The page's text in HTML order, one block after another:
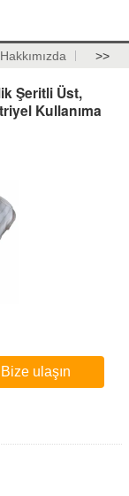
Hakkımızda >>
Şeritli Üst,
Kullanıma
Bize ulaşın